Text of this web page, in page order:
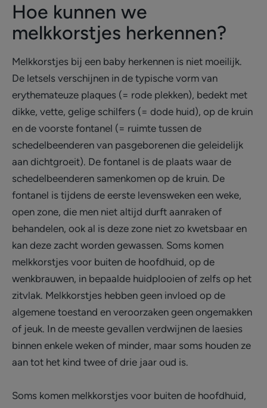
Hoe kunnen we
melkkorstjes herkennen?
Melkkorstjes bij een baby herkennen is niet moeilijk.
De letsels verschijnen in de typische vorm van
erythemateuze plaques (= rode plekken), bedekt met
dikke, vette, gelige schilfers (= dode huid), op de kruin
en de voorste fontanel (= ruimte tussen de
schedelbeenderen van pasgeborenen die geleidelijk
aan dichtgroeit). De fontanel is de plaats waar de
schedelbeenderen samenkomen op de kruin. De
fontanel is tijdens de eerste levensweken een weke,
open zone, die men niet altijd durft aanraken of
behandelen, ook al is deze zone niet zo kwetsbaar en
kan deze zacht worden gewassen. Soms komen
melkkorstjes voor buiten de hoofdhuid, op de
wenkbrauwen, in bepaalde huidplooien of zelfs op het
zitvlak. Melkkorstjes hebben geen invloed op de
algemene toestand en veroorzaken geen ongemakken
of jeuk. In de meeste gevallen verdwijnen de laesies
binnen enkele weken of minder, maar soms houden ze
aan tot het kind twee of drie jaar oud is.
Soms komen melkkorstjes voor buiten de hoofdhuid,